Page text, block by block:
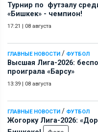
Турнир по футзалу
«Бишкек» - чемпион!
17:21 | 08 августа
ГЛАВНЫЕ НОВОСТИ / ФУТБОЛ
Высшая Лига-2026:
проиграла «Барсу»
13:39 | 08 августа
ГЛАВНЫЕ НОВОСТИ / ФУТБОЛ
Жогорку Лига-2026: